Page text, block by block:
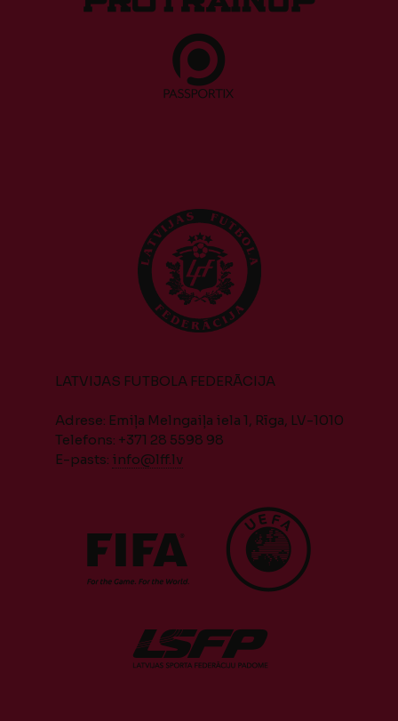
LATVIJAS FUTBOLA FEDERĀCIJA
Adrese: Emiļa Melngaiļa iela 1, Rīga, LV-1010
Telefons: +371 28 5598 98
E-pasts: info@lff.lv